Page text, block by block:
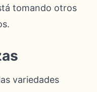
tomando otros
variedades